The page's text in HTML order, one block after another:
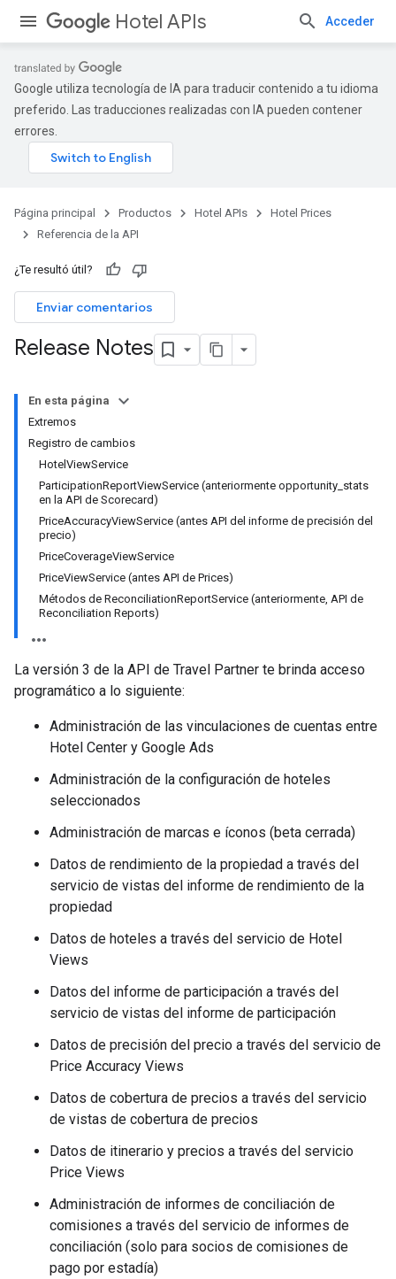
Hotel APIs Acceder
Google utiliza tecnología de IA para traducir contenido a tu idioma
preferido. Las traducciones realizadas con IA pueden contener
errores.
Página principal Productos Hotel APIs
Hotel Prices
Referencia de la API
¿Te resultó útil?
Enviar comentarios
Release Notes
En esta página
Extremos
Registro de cambios
HotelViewService
ParticipationReportViewService (anteriormente opportunity_stats
en la API de Scorecard)
PriceAccuracyViewService (antes API del informe de precisión del
precio)
PriceCoverageViewService
PriceViewService (antes API de Prices)
Métodos de ReconciliationReportService (anteriormente, API de
Reconciliation Reports)
La versión 3 de la API de Travel Partner te brinda acceso
programático a lo siguiente:
Administración de las vinculaciones de cuentas entre
Hotel Center y Google Ads
Administración de la configuración de hoteles
seleccionados
Administración de marcas e íconos (beta cerrada)
Datos de rendimiento de la propiedad a través del
servicio de vistas del informe de rendimiento de la
propiedad
Datos de hoteles a través del servicio de Hotel
Views
Datos del informe de participación a través del
servicio de vistas del informe de participación
Datos de precisión del precio a través del servicio de
Price Accuracy Views
Datos de cobertura de precios a través del servicio
de vistas de cobertura de precios
Datos de itinerario y precios a través del servicio
Price Views
Administración de informes de conciliación de
comisiones a través del servicio de informes de
conciliación (solo para socios de comisiones de
pago por estadía)